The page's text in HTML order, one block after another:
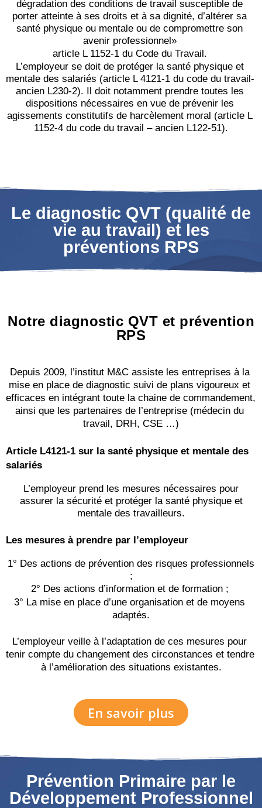
dégradation des conditions de travail susceptible de
porter atteinte à ses droits et à sa dignité, d’altérer sa
santé physique ou mentale ou de compromettre son
avenir professionnel»
article L 1152-1 du Code du Travail.
L’employeur se doit de protéger la santé physique et
mentale des salariés (article L 4121-1 du code du travail-
ancien L230-2). Il doit notamment prendre toutes les
dispositions nécessaires en vue de prévenir les
agissements constitutifs de harcèlement moral (article L
1152-4 du code du travail – ancien L122-51).
Le diagnostic QVT (qualité de
vie au travail) et les
préventions RPS
Notre diagnostic QVT et prévention
RPS
Depuis 2009, l’institut M&C assiste les entreprises à la
mise en place de diagnostic suivi de plans vigoureux et
efficaces en intégrant toute la chaine de commandement,
ainsi que les partenaires de l’entreprise (médecin du
travail, DRH, CSE …)
Article L4121-1 sur la santé physique et mentale des
salariés
L’employeur prend les mesures nécessaires pour
assurer la sécurité et protéger la santé physique et
mentale des travailleurs.
Les mesures à prendre par l’employeur
1° Des actions de prévention des risques professionnels
;
2° Des actions d’information et de formation ;
3° La mise en place d’une organisation et de moyens
adaptés.
L’employeur veille à l’adaptation de ces mesures pour
tenir compte du changement des circonstances et tendre
à l’amélioration des situations existantes.
En savoir plus
Prévention Primaire par le
Développement Professionnel